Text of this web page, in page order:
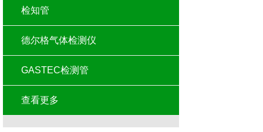
检知管
德尔格气体检测仪
GASTEC检测管
查看更多